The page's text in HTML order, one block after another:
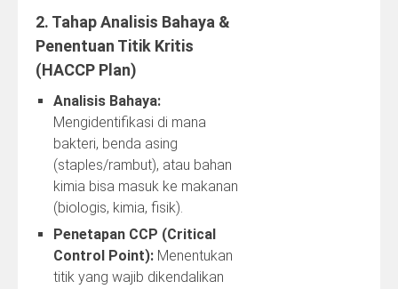
2. Tahap Analisis Bahaya &
Penentuan Titik Kritis
(HACCP Plan)
Analisis Bahaya:
Mengidentifikasi di mana
bakteri, benda asing
(staples/rambut), atau bahan
kimia bisa masuk ke makanan
(biologis, kimia, fisik).
Penetapan CCP (Critical
Control Point): Menentukan
titik yang wajib dikendalikan